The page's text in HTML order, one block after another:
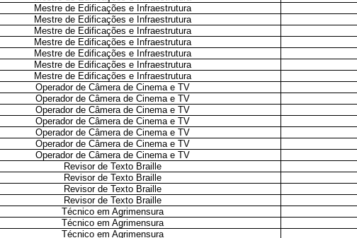
Mestre de Edificações e Infraestrutura
Mestre de Edificações e Infraestrutura
Mestre de Edificações e Infraestrutura
Mestre de Edificações e Infraestrutura
Mestre de Edificações e Infraestrutura
Mestre de Edificações e Infraestrutura
Mestre de Edificações e Infraestrutura
Operador de Câmera de Cinema e TV
Operador de Câmera de Cinema e TV
Operador de Câmera de Cinema e TV
Operador de Câmera de Cinema e TV
Operador de Câmera de Cinema e TV
Operador de Câmera de Cinema e TV
Operador de Câmera de Cinema e TV
Revisor de Texto Braille
Revisor de Texto Braille
Revisor de Texto Braille
Revisor de Texto Braille
Técnico em Agrimensura
Técnico em Agrimensura
Técnico em Agrimensura